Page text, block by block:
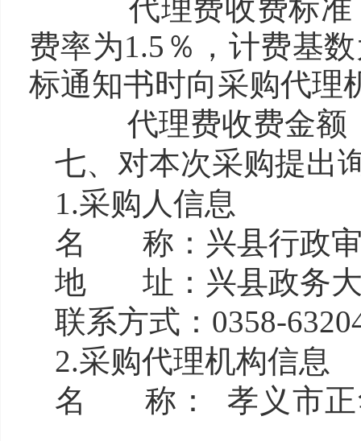
代理费收费标准
费率为1.5％，计费基
标通知书时向采购代
代理费收费金额
七、对本次采购提出
1.采购人信息
名 称：兴县行政
地 址：兴县政务
联系方式：0358-
2.采购代理机构信息
名 称： 孝义市